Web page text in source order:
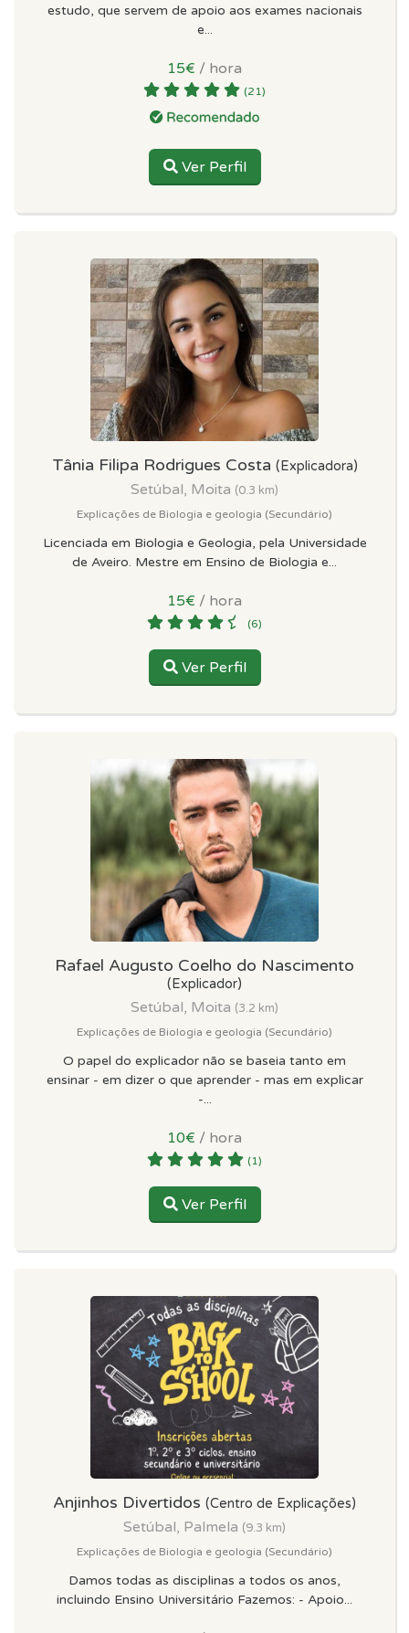
estudo, que servem de apoio aos exames nacionais
e...
15€ / hora
(21)
Ver Perfil
Tânia Filipa Rodrigues Costa (Explicadora)
Setúbal, Moita (0.3 km)
Explicações de Biologia e geologia (Secundário)
Licenciada em Biologia e Geologia, pela Universidade
de Aveiro. Mestre em Ensino de Biologia e...
15€ / hora
(6)
Ver Perfil
Rafael Augusto Coelho do Nascimento
(Explicador)
Setúbal, Moita (3.2 km)
Explicações de Biologia e geologia (Secundário)
O papel do explicador não se baseia tanto em
ensinar - em dizer o que aprender - mas em explicar
-...
10€ / hora
(1)
Ver Perfil
Anjinhos Divertidos (Centro de Explicações)
Setúbal, Palmela (9.3 km)
Explicações de Biologia e geologia (Secundário)
Damos todas as disciplinas a todos os anos,
incluindo Ensino Universitário Fazemos: - Apoio...